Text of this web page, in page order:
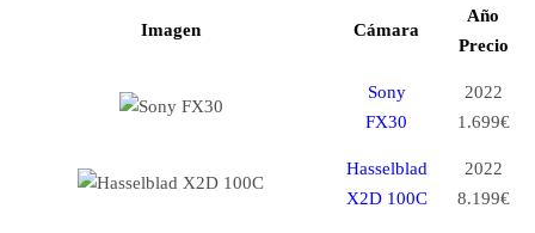
Imagen Cámara
Año
Precio
Sony
FX30
2022
1.699€
Hasselblad
X2D 100C
2022
8.199€